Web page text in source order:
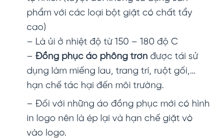
phẩm với các loại bột giặt có chất tẩy
cao)
– Là ủi ở nhiệt độ từ 150 – 180 độ C
– Đồng phục áo phông trơn được tái sử
dụng làm miếng lau, trang trí, ruột gối,…
hạn chế tác hại đến môi trường.
– Đối với những áo đồng phục mới có hình
in logo nên là ép lại và hạn chế giặt vò
vào logo.